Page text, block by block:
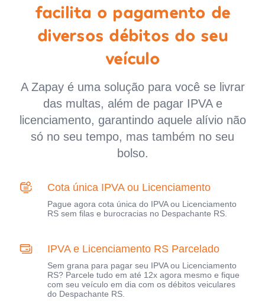
facilita o pagamento de
diversos débitos do seu
veículo
A Zapay é uma solução para você se livrar
das multas, além de pagar IPVA e
licenciamento, garantindo aquele alívio não
só no seu tempo, mas também no seu
bolso.
Cota única IPVA ou Licenciamento
Pague agora cota única do IPVA ou Licenciamento
RS sem filas e burocracias no Despachante RS.
IPVA e Licenciamento RS Parcelado
Sem grana para pagar seu IPVA ou Licenciamento
RS? Parcele tudo em até 12x agora mesmo e fique
com seu veículo em dia com os débitos veiculares
do Despachante RS.